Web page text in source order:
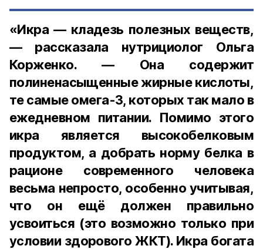
«Икра — кладезь полезных веществ,
— рассказала нутрициолог Ольга
Корженко. — Она содержит
полиненасыщенные жирные кислоты,
те самые омега-3, которых так мало в
ежедневном питании. Помимо этого
икра является высокобелковым
продуктом, а добрать норму белка в
рационе современного человека
весьма непросто, особенно учитывая,
что он ещё должен правильно
усвоиться (это возможно только при
условии здорового ЖКТ). Икра богата